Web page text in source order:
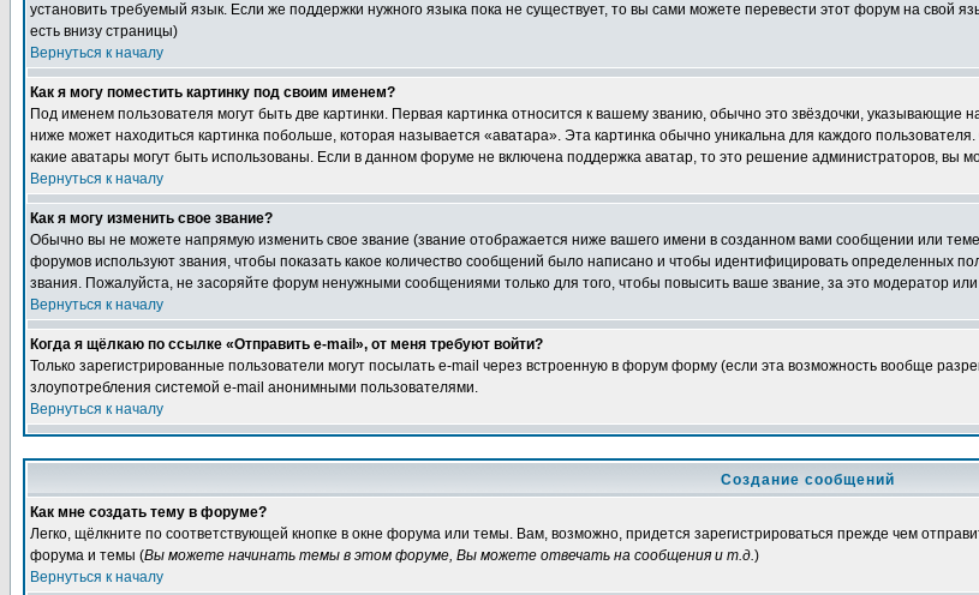
установить требуемый язык. Если же поддержки нужного языка пока не существует, то вы сами можете перевести этот форум на
есть внизу страницы)
Вернуться к началу
Как я могу поместить картинку под своим именем?
Под именем пользователя могут быть две картинки. Первая картинка относится к вашему званию, обычно это звёздочки,
ниже может находиться картинка побольше, которая называется «аватара». Эта картинка обычно уникальна для каждого
какие аватары могут быть использованы. Если в данном форуме не включена поддержка аватар, то это решение администраторов, вы
Вернуться к началу
Как я могу изменить свое звание?
Обычно вы не можете напрямую изменить свое звание (звание отображается ниже вашего имени в созданном вами сообщении или
форумов используют звания, чтобы показать какое количество сообщений было написано и чтобы идентифицировать определенных
звания. Пожалуйста, не засоряйте форум ненужными сообщениями только для того, чтобы повысить ваше звание, за это модератор
Вернуться к началу
Когда я щёлкаю по ссылке «Отправить e-mail», от меня требуют войти?
Только зарегистрированные пользователи могут посылать e-mail через встроенную в форум форму (если эта возможность вообще
злоупотребления системой e-mail анонимными пользователями.
Вернуться к началу
Создание сообщений
Как мне создать тему в форуме?
Легко, щёлкните по соответствующей кнопке в окне форума или темы. Вам, возможно, придется зарегистрироваться прежде чем
форума и темы (Вы можете начинать темы в этом форуме, Вы можете отвечать на сообщения и т.д.)
Вернуться к началу